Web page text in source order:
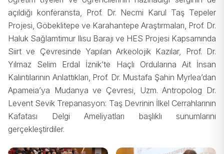
açıldığı konferansta, Prof. Dr. Necmi Karul Taş Tepeler
Projesi, Göbeklitepe ve Karahantepe Araştırmaları, Prof. Dr.
Haluk Sağlamtimur Ilısu Barajı ve HES Projesi Kapsamında
Siirt ve Çevresinde Yapılan Arkeolojik Kazılar, Prof. Dr.
Yılmaz Selim Erdal İznik’te Haçlı Ordularına Ait İnsan
Kalıntılarının Anlattıkları, Prof. Dr. Mustafa Şahin Myrlea’dan
Apameia’ya Mudanya ve Çevresi, Uzm. Antropolog Dr.
Levent Sevik Trepanasyon: Taş Devrinin İlkel Cerrahlarının
Kafatası Delgi Ameliyatları başlıklı sunumlarını
gerçekleştirdiler.